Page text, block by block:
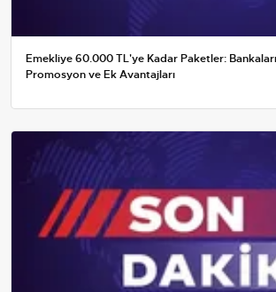
Emekliye 60.000 TL'ye Kadar Paketler:
Promosyon ve Ek Avantajları